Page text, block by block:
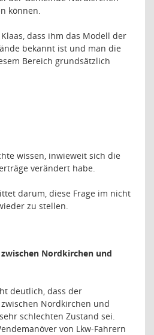
können.
dass ihm das Modell der
bekannt ist und man die
Bereich grundsätzlich
wissen, inwieweit sich die
verändert habe.
darum, diese Frage im nicht
zu stellen.
Nordkirchen und
deutlich, dass der
Nordkirchen und
schlechten Zustand sei.
von Lkw-Fahrern